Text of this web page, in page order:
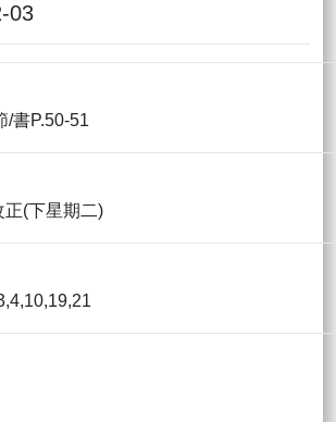
03
/書P.50-51
正(下星期二)